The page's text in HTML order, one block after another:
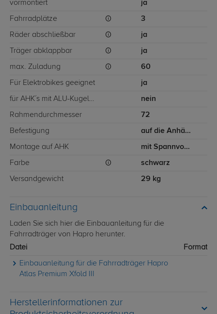
vormontiert ja
Fahrradplätze 3
Räder abschließbar ja
Träger abklappbar ja
max. Zuladung 60
Für Elektrobikes geeignet ja
für AHK´s mit ALU-Kugelkopf geeignet nein
Rahmendurchmesser 72
Befestigung auf die Anhängerkupplung
Montage auf AHK mit Spannvorrichtung
Farbe schwarz
Versandgewicht 29 kg
Einbauanleitung
Laden Sie sich hier die Einbauanleitung für die
Fahrradträger von Hapro herunter.
Datei
Format
Einbauanleitung für die Fahrradträger Hapro
Atlas Premium Xfold III
Herstellerinformationen zur